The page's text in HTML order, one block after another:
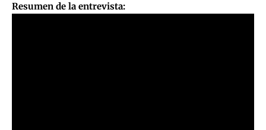
Resumen de la entrevista: